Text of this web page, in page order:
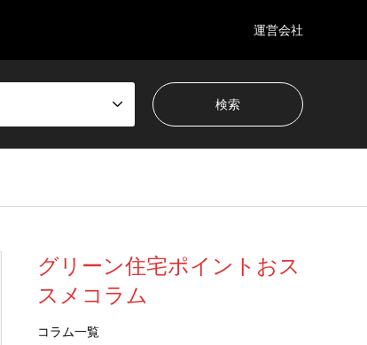
運営会社
グリーン住宅ポイントおス
スメコラム
コラム一覧